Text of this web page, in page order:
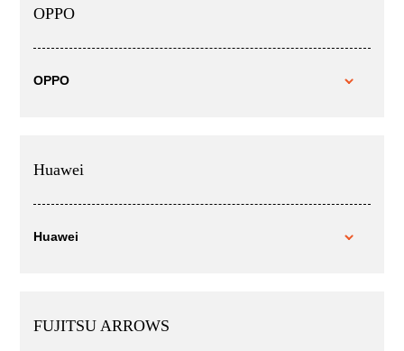
OPPO
OPPO
Huawei
Huawei
FUJITSU ARROWS